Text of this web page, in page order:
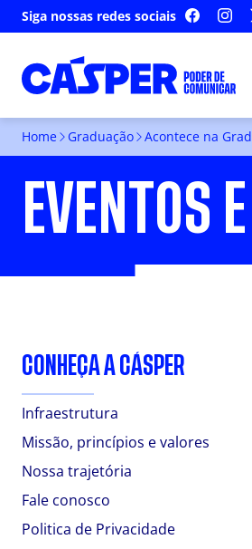
Siga nossas redes sociais FACEBOOK
Home Graduação Acontece na
EVENTOS
CONHEÇA A CÁSPER
Infraestrutura
Missão, princípios e valores
Nossa trajetória
Fale conosco
Politica de Privacidade